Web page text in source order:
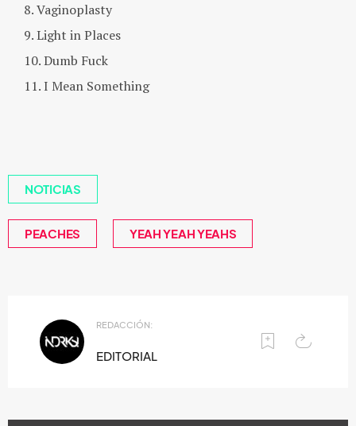
Vaginoplasty
Light in Places
Dumb Fuck
I Mean Something
NOTICIAS
PEACHES YEAH YEAH YEAHS
REDACCIÓN:
EDITORIAL